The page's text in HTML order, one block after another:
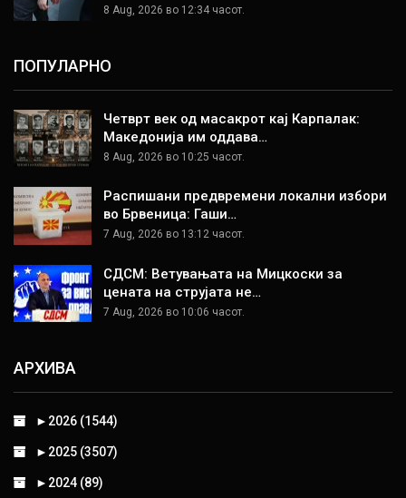
8 Aug, 2026 во 12:34 часот.
ПОПУЛАРНО
Четврт век од масакрот кај Карпалак:
Македонија им оддава…
8 Aug, 2026 во 10:25 часот.
Распишани предвремени локални избори
во Брвеница: Гаши…
7 Aug, 2026 во 13:12 часот.
СДСМ: Ветувањата на Мицкоски за
цената на струјата не…
7 Aug, 2026 во 10:06 часот.
АРХИВА
► 2026 (1544)
► 2025 (3507)
► 2024 (89)